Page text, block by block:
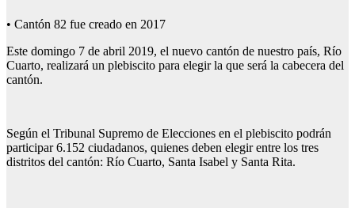
• Cantón 82 fue creado en 2017
Este domingo 7 de abril 2019, el nuevo cantón de nuestro país, Río
Cuarto, realizará un plebiscito para elegir la que será la cabecera del
cantón.
Según el Tribunal Supremo de Elecciones en el plebiscito podrán
participar 6.152 ciudadanos, quienes deben elegir entre los tres
distritos del cantón: Río Cuarto, Santa Isabel y Santa Rita.